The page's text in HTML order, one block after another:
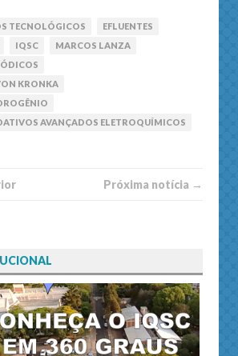
TECNOLÓGICOS
EFLUENTES
IQSC
MARCOS LANZA
KRONKA
AVANÇADOS ELETROQUÍMICOS
Próxima notí­­cia →